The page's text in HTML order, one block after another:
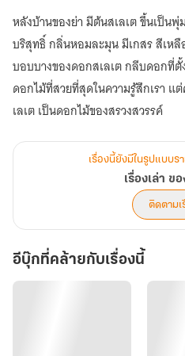
หลังบ้านของย่า มีต้นสเลเต ขึ้นเป็น
บริสุทธิ์ กลิ่นหอมละมุน มีเกสร สีเหลื
บอบบางของดอกสเลเต กลีบดอกที่ตั้
ดอกไม้ที่สวยที่สุดในความรู้สึกเรา แ
เลเต เป็นดอกไม้ของสรวงสวรรค์
เรื่องนี้ยังมีในรูปแบบร
เรื่องเล่า ขอ
ติดตามเ
อีบุ๊กที่คล้ายกับเรื่องนี้